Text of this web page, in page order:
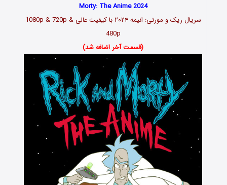
Morty: The Anime 2024
سریال ریک و مورتی: انیمه ۲۰۲۴
با کیفیت عالی 1080p & 720p &
480p
(قسمت آخر اضافه شد)